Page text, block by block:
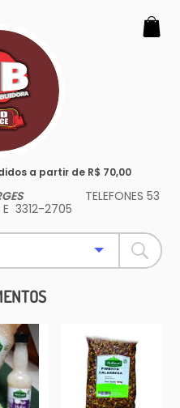
a partir de R$ 70,00
TELEFONES 53
3312-2705